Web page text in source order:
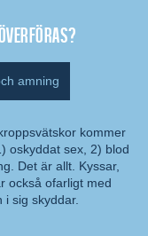
amning
kommer
oskyddat sex, 2) blod
Det är allt. Kyssar,
också ofarligt med
sig skyddar.